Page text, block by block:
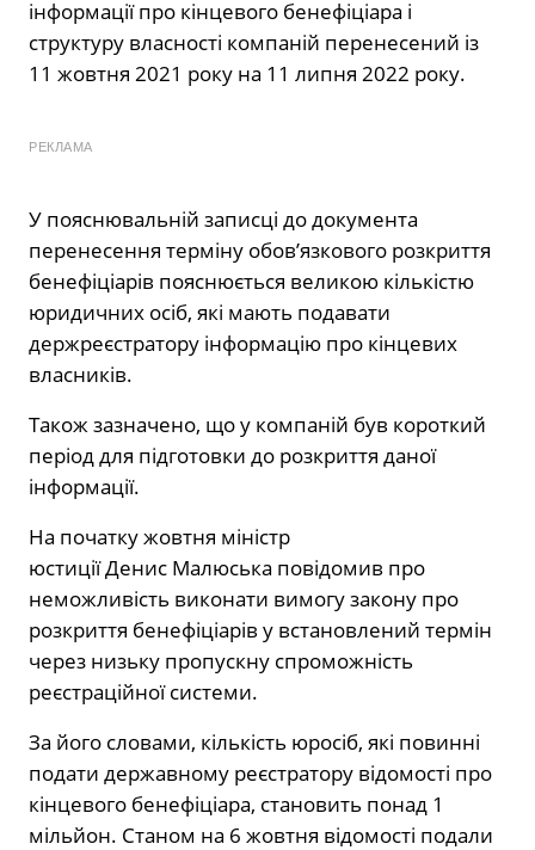
інформації про кінцевого бенефіціара і
структуру власності компаній перенесений із
11 жовтня 2021 року на 11 липня 2022 року.
РЕКЛАМА
У пояснювальній записці до документа
перенесення терміну обов’язкового розкриття
бенефіціарів пояснюється великою кількістю
юридичних осіб, які мають подавати
держреєстратору інформацію про кінцевих
власників.
Також зазначено, що у компаній був короткий
період для підготовки до розкриття даної
інформації.
На початку жовтня міністр
юстиції Денис Малюська повідомив про
неможливість виконати вимогу закону про
розкриття бенефіціарів у встановлений термін
через низьку пропускну спроможність
реєстраційної системи.
За його словами, кількість юросіб, які повинні
подати державному реєстратору відомості про
кінцевого бенефіціара, становить понад 1
мільйон. Станом на 6 жовтня відомості подали